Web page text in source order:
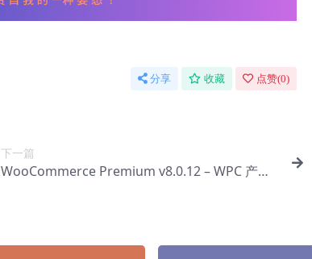
分享 收藏 点赞(0)
下一篇
WooCommerce Premium v​​8.0.12 – WPC 产品